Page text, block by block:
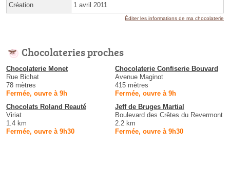
Création 1 avril 2011
Éditer les informations de ma chocolaterie
Chocolateries proches
Chocolaterie Monet
Rue Bichat
78 mètres
Fermée, ouvre à 9h
Chocolaterie Confiserie Bouvard
Avenue Maginot
415 mètres
Fermée, ouvre à 9h
Chocolats Roland Reauté
Viriat
1.4 km
Fermée, ouvre à 9h30
Jeff de Bruges Martial
Boulevard des Crêtes du Revermont
2.2 km
Fermée, ouvre à 9h30